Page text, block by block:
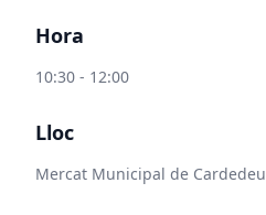
Hora
10:30 - 12:00
Lloc
Mercat Municipal de Cardedeu